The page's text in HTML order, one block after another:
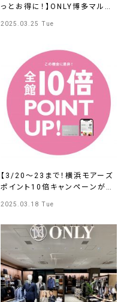
っとお得に！】ONLY博多マルイ
2025.03.25 Tue
【3/20～23まで！横浜モアーズ
ポイント10倍キャンペーンが開
2025.03.18 Tue